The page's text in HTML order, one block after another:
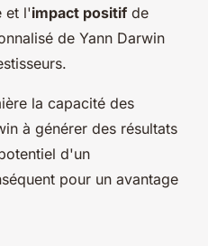
et l'impact positif de
de Yann Darwin
la capacité des
à générer des résultats
d'un
pour un avantage